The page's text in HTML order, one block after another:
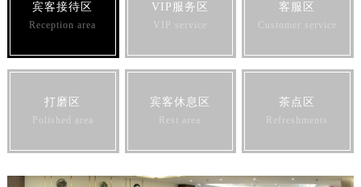
宾客接待区
Reception area
VIP服务区
VIP service
客服区
Customer service
打磨区
Polished area
宾客休息区
Rest area
茶点区
Refreshments